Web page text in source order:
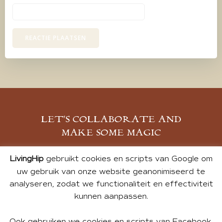
LET’S COLLABORATE AND
MAKE SOME MAGIC
MELD JE AAN
LivingHipgebruikt cookies en scripts van Google om
uw gebruik van onze website geanonimiseerd te
analyseren, zodat we functionaliteit en effectiviteit
kunnen aanpassen.